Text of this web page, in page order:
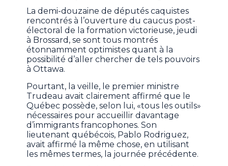
La demi-douzaine de députés caquistes
rencontrés à l’ouverture du caucus post-
électoral de la formation victorieuse, jeudi
à Brossard, se sont tous montrés
étonnamment optimistes quant à la
possibilité d’aller chercher de tels pouvoirs
à Ottawa.
Pourtant, la veille, le premier ministre
Trudeau avait clairement affirmé que le
Québec possède, selon lui, «tous les outils»
nécessaires pour accueillir davantage
d’immigrants francophones. Son
lieutenant québécois, Pablo Rodriguez,
avait affirmé la même chose, en utilisant
les mêmes termes, la journée précédente.